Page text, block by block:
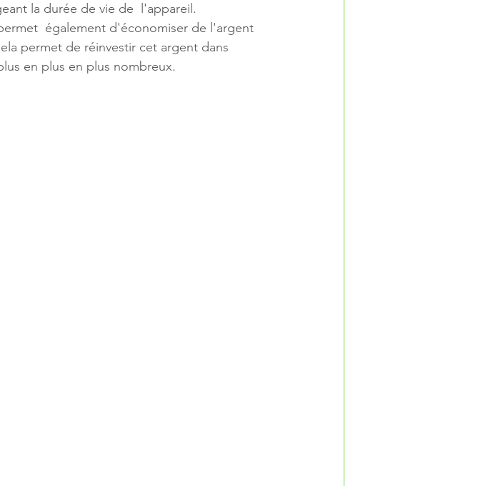
la durée de vie de  l'appareil.
également d'économiser de l'argent
permet de réinvestir cet argent dans
en plus en plus nombreux.